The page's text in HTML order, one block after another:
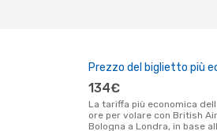
Prezzo del biglietto più
134€
La tariffa più economica delle ultime 72
ore per volare con British
Bologna a Londra, in base